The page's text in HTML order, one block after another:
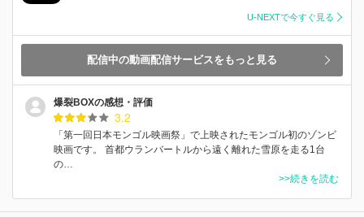
U-NEXTで今すぐ見る
配信中の動画配信サービスをもっと見る
爆裂BOXの感想・評価
3.2
「第一回日本モンゴル映画祭」で上映されたモンゴル初のゾンビ
映画です。 首都ウランバートルから遠く離れた雪原を走る1台
の…
>>続きを読む